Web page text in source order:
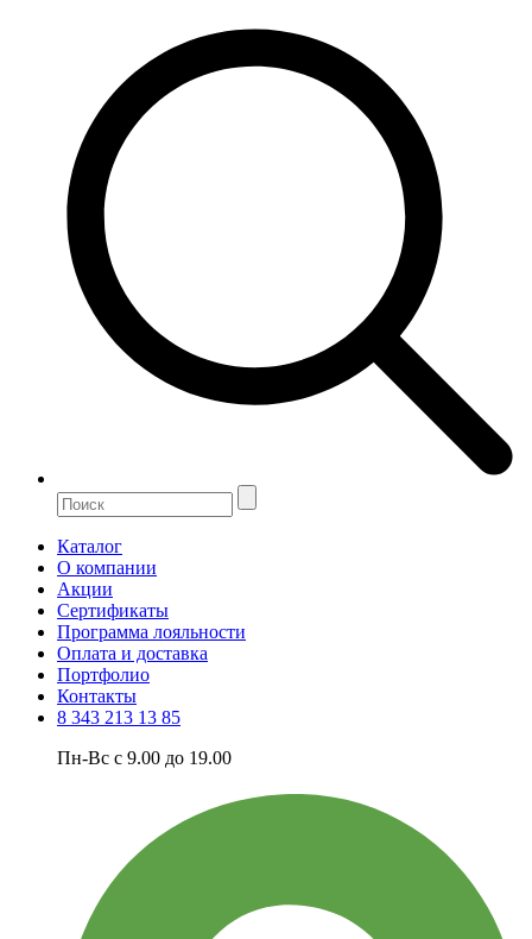
Каталог
О компании
Акции
Сертификаты
Программа лояльности
Оплата и доставка
Портфолио
Контакты
8 343 213 13 85
Пн-Вс с 9.00 до 19.00